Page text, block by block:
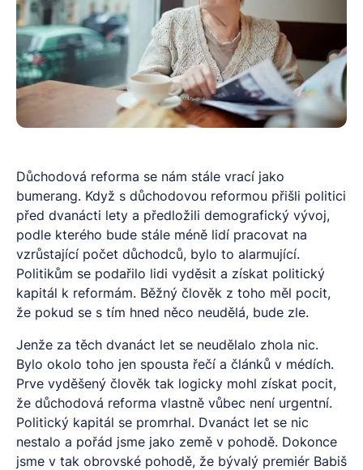
Důchodová reforma se nám stále vrací jako
bumerang. Když s důchodovou reformou přišli politici
před dvanácti lety a předložili demografický vývoj,
podle kterého bude stále méně lidí pracovat na
vzrůstající počet důchodců, bylo to alarmující.
Politikům se podařilo lidi vyděsit a získat politický
kapitál k reformám. Běžný člověk z toho měl pocit,
že pokud se s tím hned něco neudělá, bude zle.
Jenže za těch dvanáct let se neudělalo zhola nic.
Bylo okolo toho jen spousta řečí a článků v médích.
Prve vyděšený člověk tak logicky mohl získat pocit,
že důchodová reforma vlastně vůbec není urgentní.
Politický kapitál se promrhal. Dvanáct let se nic
nestalo a pořád jsme jako země v pohodě. Dokonce
jsme v tak obrovské pohodě, že bývalý premiér Babiš